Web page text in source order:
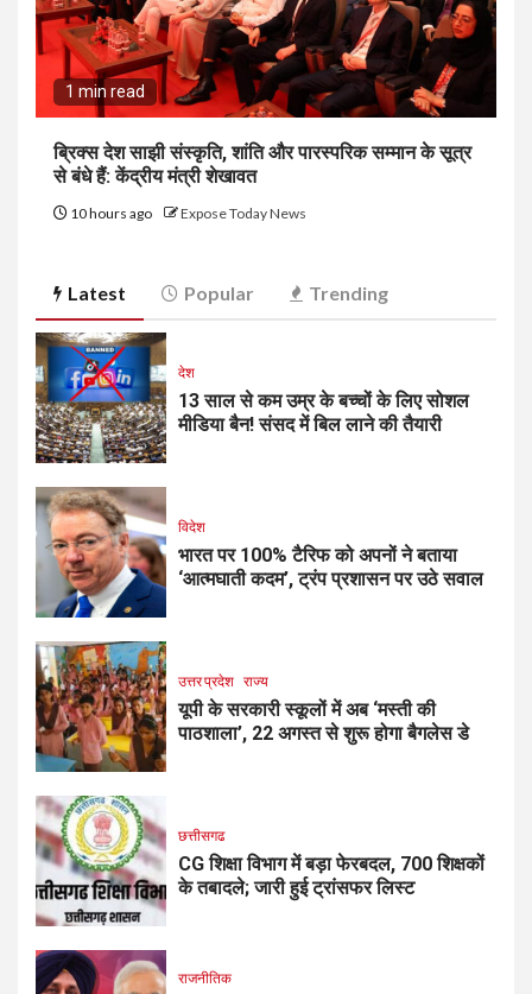
1 min read
ब्रिक्स देश साझी संस्कृति, शांति और पारस्परिक सम्मान के सूत्र
से बंधे हैं: केंद्रीय मंत्री शेखावत
10 hours ago Expose Today News
Latest Popular Trending
देश
13 साल से कम उम्र के बच्चों के लिए सोशल
मीडिया बैन! संसद में बिल लाने की तैयारी
विदेश
भारत पर 100% टैरिफ को अपनों ने बताया
‘आत्मघाती कदम’, ट्रंप प्रशासन पर उठे सवाल
उत्तर प्रदेश राज्य
यूपी के सरकारी स्कूलों में अब ‘मस्ती की
पाठशाला’, 22 अगस्त से शुरू होगा बैगलेस डे
छत्तीसगढ
CG शिक्षा विभाग में बड़ा फेरबदल, 700 शिक्षकों
के तबादले; जारी हुई ट्रांसफर लिस्ट
राजनीतिक